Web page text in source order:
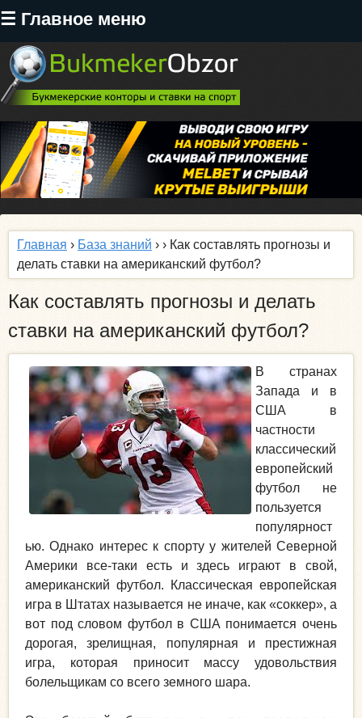
☰ Главное меню
Перейти
основному
содержанию
Главная › База знаний › › Как составлять прогнозы и
делать ставки на американский футбол?
Как составлять прогнозы и делать
ставки на американский футбол?
В странах
Запада и в
США в
частности
классический
европейский
футбол не
пользуется
популярност
ью. Однако интерес к спорту у жителей Северной
Америки все-таки есть и здесь играют в свой,
американский футбол. Классическая европейская
игра в Штатах называется не иначе, как «соккер», а
вот под словом футбол в США понимается очень
дорогая, зрелищная, популярная и престижная
игра, которая приносит массу удовольствия
болельщикам со всего земного шара.